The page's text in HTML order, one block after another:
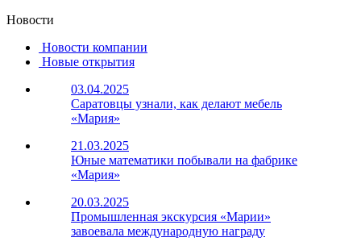
Новости
Новости компании
Новые открытия
03.04.2025
Саратовцы узнали, как делают мебель
«Мария»
21.03.2025
Юные математики побывали на фабрике
«Мария»
20.03.2025
Промышленная экскурсия «Марии»
завоевала международную награду